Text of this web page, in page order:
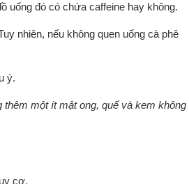
uống đó có chứa caffeine hay không.
nhiên, nếu không quen uống cà phê
ý.
thêm một ít mật ong, quế và kem không
cơ.